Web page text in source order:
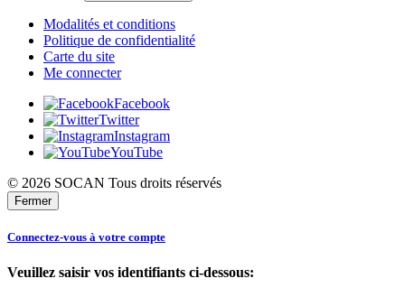
Modalités et conditions
Politique de confidentialité
Carte du site
Me connecter
Facebook
Twitter
Instagram
YouTube
© 2026 SOCAN Tous droits réservés
Fermer
Connectez-vous à votre compte
Veuillez saisir vos identifiants ci-dessous: